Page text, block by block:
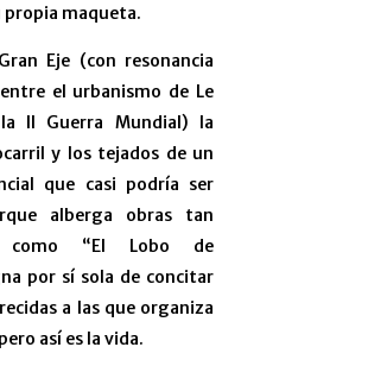
propia maqueta.
Eje (con resonancia
el urbanismo de Le
II Guerra Mundial) la
y los tejados de un
que casi podría ser
alberga obras tan
como “El Lobo de
por sí sola de concitar
a las que organiza
así es la vida.